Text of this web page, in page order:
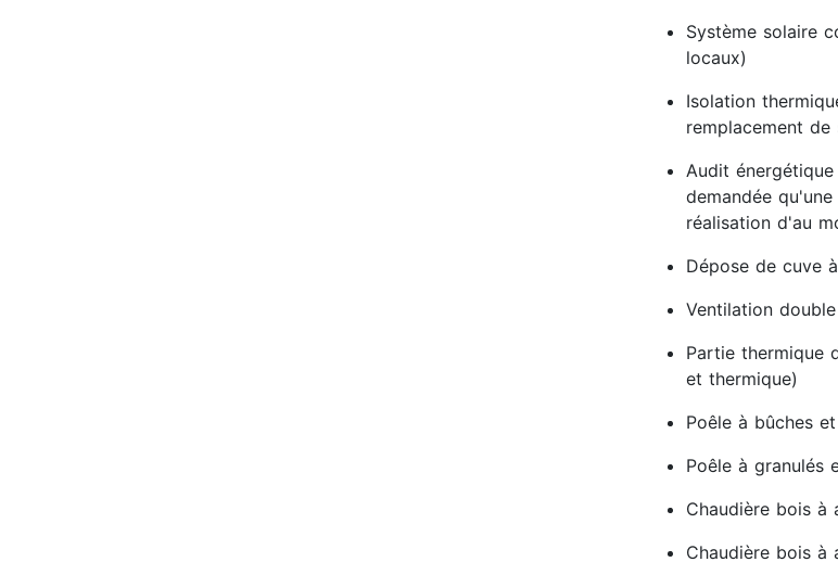
Système solaire
locaux)
Isolation
remplacement
Audit
demandée
réalisation d'au
Dépose de cuve
Ventilation
Partie thermique
et thermique)
Poêle à bûches
Poêle à granulés
Chaudière bois à
Chaudière bois à